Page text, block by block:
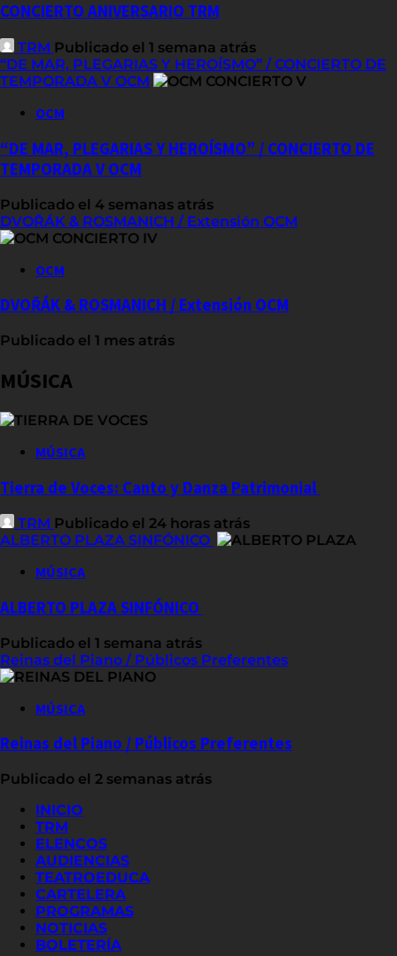
CONCIERTO ANIVERSARIO TRM
TRM Publicado el 1 semana atrás
“DE MAR, PLEGARIAS Y HEROÍSMO” / CONCIERTO DE
TEMPORADA V OCM
OCM
“DE MAR, PLEGARIAS Y HEROÍSMO” / CONCIERTO DE
TEMPORADA V OCM
Publicado el 4 semanas atrás
DVOŘÁK & ROSMANICH / Extensión OCM
OCM
DVOŘÁK & ROSMANICH / Extensión OCM
Publicado el 1 mes atrás
MÚSICA
MÚSICA
Tierra de Voces: Canto y Danza Patrimonial
TRM Publicado el 24 horas atrás
ALBERTO PLAZA SINFÓNICO
MÚSICA
ALBERTO PLAZA SINFÓNICO
Publicado el 1 semana atrás
Reinas del Piano / Públicos Preferentes
MÚSICA
Reinas del Piano / Públicos Preferentes
Publicado el 2 semanas atrás
INICIO
TRM
ELENCOS
AUDIENCIAS
TEATROEDUCA
CARTELERA
PROGRAMAS
NOTICIAS
BOLETERÍA